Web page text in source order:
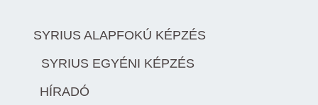
SYRIUS ALAPFOKÚ KÉPZÉS
SYRIUS EGYÉNI KÉPZÉS
HÍRADÓ